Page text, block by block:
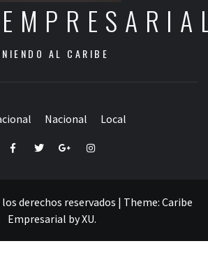
AL CARIBE
Nacional Local
FacebookTwitterGoogle+Instagram
derechos reservados | Theme: Caribe
Empresarial byXU.